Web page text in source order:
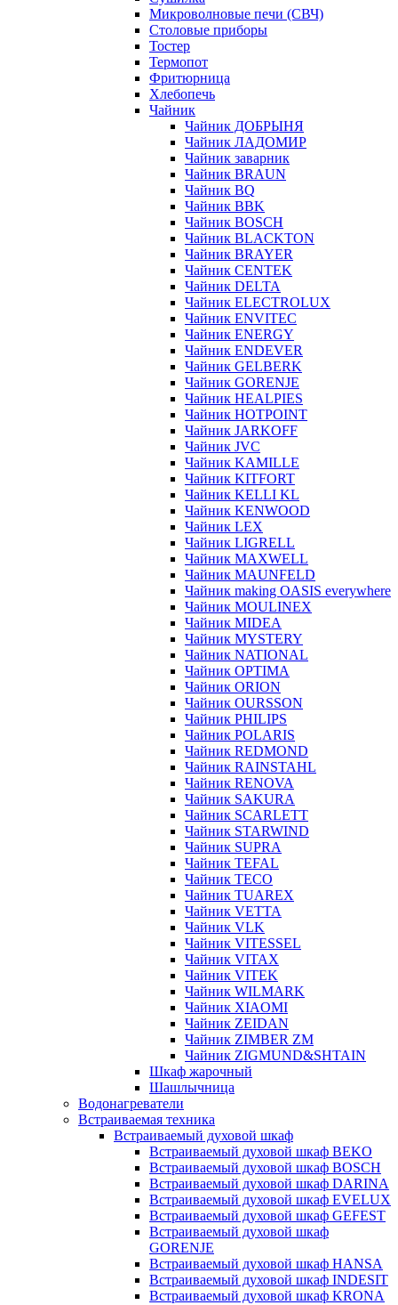
Микроволновые печи (СВЧ)
Столовые приборы
Тостер
Термопот
Фритюрница
Хлебопечь
Чайник
Чайник ДОБРЫНЯ
Чайник ЛАДОМИР
Чайник заварник
Чайник BRAUN
Чайник BQ
Чайник BBK
Чайник BOSCH
Чайник BLACKTON
Чайник BRAYER
Чайник CENTEK
Чайник DELTA
Чайник ELECTROLUX
Чайник ENVITEC
Чайник ENERGY
Чайник ENDEVER
Чайник GELBERK
Чайник GORENJE
Чайник HEALPIES
Чайник HOTPOINT
Чайник JARKOFF
Чайник JVC
Чайник KAMILLE
Чайник KITFORT
Чайник KELLI KL
Чайник KENWOOD
Чайник LEX
Чайник LIGRELL
Чайник MAXWELL
Чайник MAUNFELD
Чайник making OASIS everywhere
Чайник MOULINEX
Чайник MIDEA
Чайник MYSTERY
Чайник NATIONAL
Чайник OPTIMA
Чайник ORION
Чайник OURSSON
Чайник PHILIPS
Чайник POLARIS
Чайник REDMOND
Чайник RAINSTAHL
Чайник RENOVA
Чайник SAKURA
Чайник SCARLETT
Чайник STARWIND
Чайник SUPRA
Чайник TEFAL
Чайник TECO
Чайник TUAREX
Чайник VETTA
Чайник VLK
Чайник VITESSEL
Чайник VITAX
Чайник VITEK
Чайник WILMARK
Чайник XIAOMI
Чайник ZEIDAN
Чайник ZIMBER ZM
Чайник ZIGMUND&SHTAIN
Шкаф жарочный
Шашлычница
Водонагреватели
Встраиваемая техника
Встраиваемый духовой шкаф
Встраиваемый духовой шкаф BEKO
Встраиваемый духовой шкаф BOSCH
Встраиваемый духовой шкаф DARINA
Встраиваемый духовой шкаф EVELUX
Встраиваемый духовой шкаф GEFEST
Встраиваемый духовой шкаф
GORENJE
Встраиваемый духовой шкаф HANSA
Встраиваемый духовой шкаф INDESIT
Встраиваемый духовой шкаф KRONA